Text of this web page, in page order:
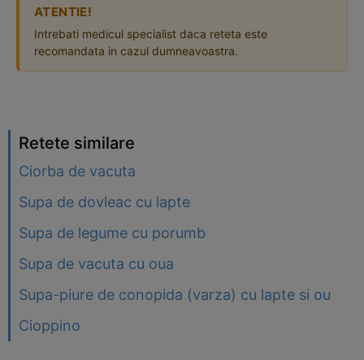
ATENTIE!
Intrebati medicul specialist daca reteta este
recomandata in cazul dumneavoastra.
Retete similare
Ciorba de vacuta
Supa de dovleac cu lapte
Supa de legume cu porumb
Supa de vacuta cu oua
Supa-piure de conopida (varza) cu lapte si ou
Cioppino